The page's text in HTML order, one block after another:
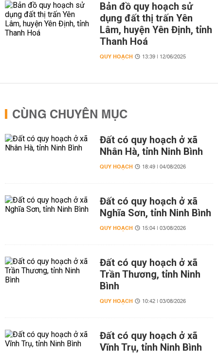
Bản đồ quy hoạch sử
dụng đất thị trấn Yên
Lâm, huyện Yên Định, tỉnh
Thanh Hoá
QUY HOẠCH 13:39 | 12/06/2025
CÙNG CHUYÊN MỤC
Đất có quy hoạch ở xã
Nhân Hà, tỉnh Ninh Bình
QUY HOẠCH 18:49 | 04/08/2026
Đất có quy hoạch ở xã
Nghĩa Sơn, tỉnh Ninh Bình
QUY HOẠCH 15:04 | 03/08/2026
Đất có quy hoạch ở xã
Trần Thương, tỉnh Ninh
Bình
QUY HOẠCH 10:42 | 03/08/2026
Đất có quy hoạch ở xã
Vĩnh Trụ, tỉnh Ninh Bình